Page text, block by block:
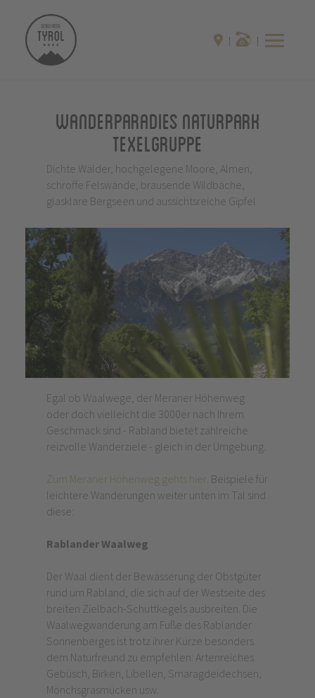
Wanderparadies Naturpark
Texelgruppe
Dichte Wälder, hochgelegene Moore, Almen,
schroffe Felswände, brausende Wildbäche,
glasklare Bergseen und aussichtsreiche Gipfel
Egal ob Waalwege, der Meraner Höhenweg
oder doch vielleicht die 3000er nach Ihrem
Geschmack sind - Rabland bietet zahlreiche
reizvolle Wanderziele - gleich in der Umgebung.
Zum Meraner Höhenweg gehts hier. Beispiele für
leichtere Wanderungen weiter unten im Tal sind
diese:
Rablander Waalweg
Der Waal dient der Bewässerung der Obstgüter
rund um Rabland, die sich auf der Westseite des
breiten Zielbach-Schuttkegels ausbreiten. Die
Waalwegwanderung am Fuße des Rablander
Sonnenberges ist trotz ihrer Kürze besonders
dem Naturfreund zu empfehlen: Artenreiches
Gebüsch, Birken, Libellen, Smaragdeidechsen,
Mönchsgrasmücken usw.